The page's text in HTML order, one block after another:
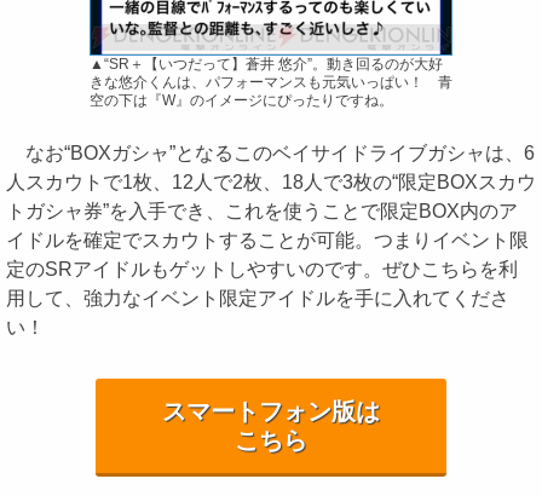
▲“SR＋【いつだって】蒼井 悠介”。動き回るのが大好
きな悠介くんは、パフォーマンスも元気いっぱい！ 青
空の下は『W』のイメージにぴったりですね。
なお“BOXガシャ”となるこのベイサイドライブガシャは、6
人スカウトで1枚、12人で2枚、18人で3枚の“限定BOXスカウ
トガシャ券”を入手でき、これを使うことで限定BOX内のア
イドルを確定でスカウトすることが可能。つまりイベント限
定のSRアイドルもゲットしやすいのです。ぜひこちらを利
用して、強力なイベント限定アイドルを手に入れてくださ
い！
スマートフォン版は
こちら